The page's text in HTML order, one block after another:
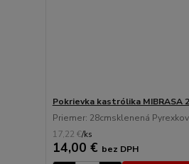
Pokrievka kastrólika MIBRASA
Priemer: 28cmsklenená
17,22 €/ks
14,00 € bez DPH